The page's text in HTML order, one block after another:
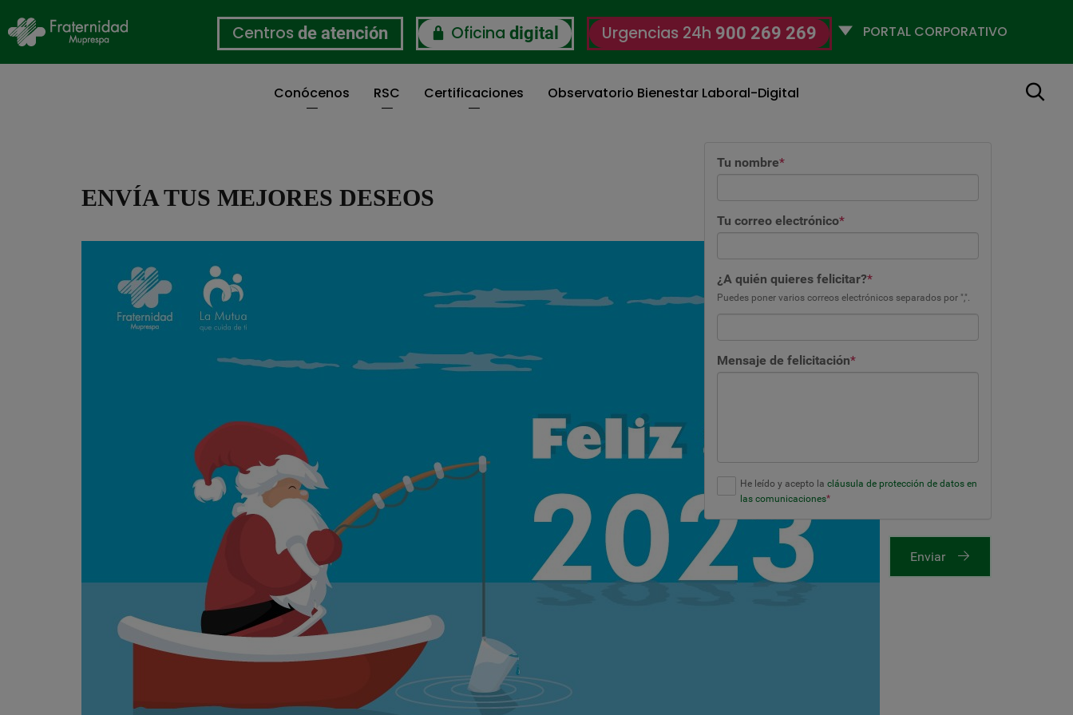
Centros de atención Oficina digital Urgencias 24h 900 269 269
Selecciona
Conócenos RSC Certificaciones Observatorio Bienestar Laboral-Digital Buscar
ENVÍA TUS MEJORES DESEOS
Tu nombre*
Tu correo electrónico*
¿A quién quieres felicitar?*
Puedes poner varios correos electrónicos separados por ",".
Mensaje de felicitación*
He leído y acepto la cláusula de protección de datos en
las comunicaciones*
Enviar